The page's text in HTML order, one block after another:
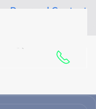
Personal Contact